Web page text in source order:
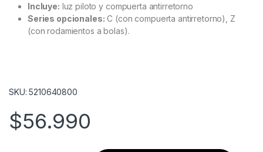
Incluye: luz piloto y compuerta antirretorno
Series opcionales: C (con compuerta antirretorno), Z
(con rodamientos a bolas).
SKU: 5210640800
$56.990